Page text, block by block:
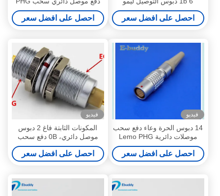
موصلات متوافقة
احصل على افضل سعر
1B 2pin - 16pin مقبس مجاني
احصل على افضل سعر
فيديو
14 دبوس الحرة وعاء دفع سحب
موصلات دائرية Lemo PHG
المقبس PHG.2B.314.CLAD
احصل على افضل سعر
فيديو
المكونات الثابتة فاغ 2 دبوس
موصل دائري، 0B دفع سحب
سحب الموصلات الدائرية
FGG.0B.302.CLA
احصل على افضل سعر